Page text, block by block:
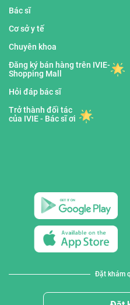
Bác sĩ
Cơ sở y tế
Chuyên khoa
Đăng ký bán hàng trên IVIE-
Shopping Mall
Hỏi đáp bác sĩ
Trở thành đối tác
của IVIE - Bác sĩ ơi
Đặt khám